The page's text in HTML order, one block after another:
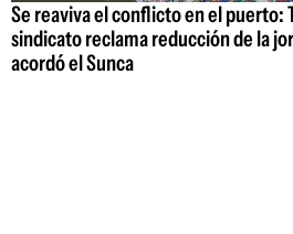
Se reaviva el conflicto en el puerto:
sindicato reclama reducción de la
acordó el Sunca